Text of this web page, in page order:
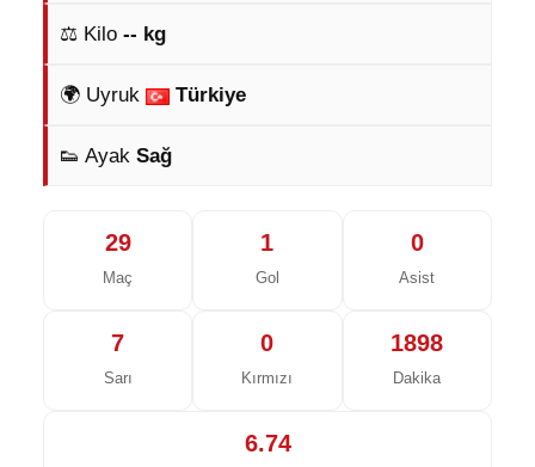
⚖️ Kilo -- kg
🌍 Uyruk Türkiye
👟 Ayak Sağ
29
Maç
1
Gol
0
Asist
7
Sarı
0
Kırmızı
1898
Dakika
6.74